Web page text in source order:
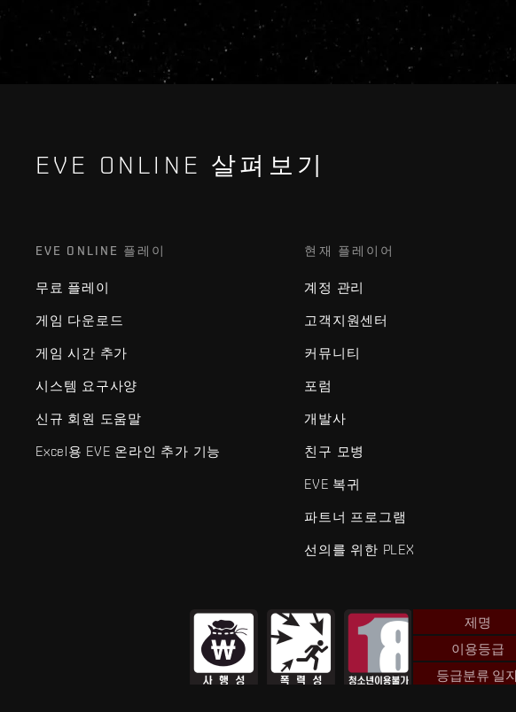
EVE ONLINE 살펴보기
EVE ONLINE 플레이
무료 플레이
게임 다운로드
게임 시간 추가
시스템 요구사양
신규 회원 도움말
Excel용 EVE 온라인 추가 기능
현재 플레이어
계정 관리
고객지원센터
커뮤니티
포럼
개발사
친구 모병
EVE 복귀
파트너 프로그램
선의를 위한 PLEX
제명
이용등급
등급분류 일